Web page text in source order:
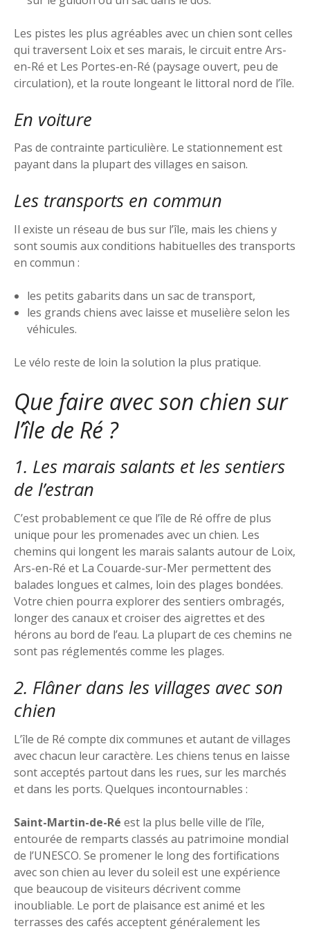
Les pistes les plus agréables avec un chien sont celles
qui traversent Loix et ses marais, le circuit entre Ars-
en-Ré et Les Portes-en-Ré (paysage ouvert, peu de
circulation), et la route longeant le littoral nord de l’île.
En voiture
Pas de contrainte particulière. Le stationnement est
payant dans la plupart des villages en saison.
Les transports en commun
Il existe un réseau de bus sur l’île, mais les chiens y
sont soumis aux conditions habituelles des transports
en commun :
les petits gabarits dans un sac de transport,
les grands chiens avec laisse et muselière selon les
véhicules.
Le vélo reste de loin la solution la plus pratique.
Que faire avec son chien sur
l’île de Ré ?
1. Les marais salants et les sentiers
de l’estran
C’est probablement ce que l’île de Ré offre de plus
unique pour les promenades avec un chien. Les
chemins qui longent les marais salants autour de Loix,
Ars-en-Ré et La Couarde-sur-Mer permettent des
balades longues et calmes, loin des plages bondées.
Votre chien pourra explorer des sentiers ombragés,
longer des canaux et croiser des aigrettes et des
hérons au bord de l’eau. La plupart de ces chemins ne
sont pas réglementés comme les plages.
2. Flâner dans les villages avec son
chien
L’île de Ré compte dix communes et autant de villages
avec chacun leur caractère. Les chiens tenus en laisse
sont acceptés partout dans les rues, sur les marchés
et dans les ports. Quelques incontournables :
Saint-Martin-de-Ré est la plus belle ville de l’île,
entourée de remparts classés au patrimoine mondial
de l’UNESCO. Se promener le long des fortifications
avec son chien au lever du soleil est une expérience
que beaucoup de visiteurs décrivent comme
inoubliable. Le port de plaisance est animé et les
terrasses des cafés acceptent généralement les